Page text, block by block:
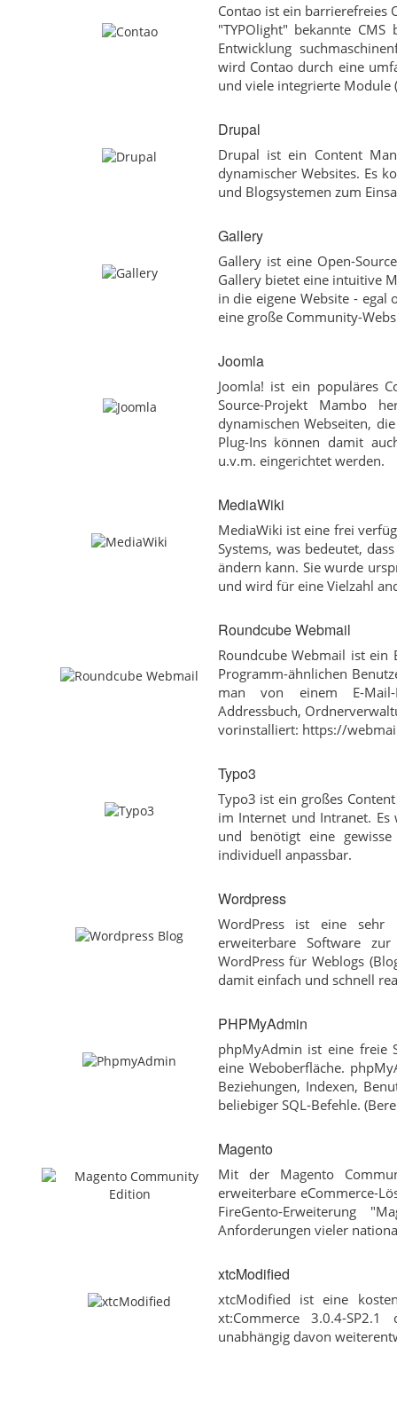
Contao ist ein barrierefreies
"TYPOlight" bekannte
Entwicklung
wird Contao durch eine
und viele integrierte Module
Drupal
Drupal ist ein Content
dynamischer Websites. Es
und Blogsystemen zum
Gallery
Gallery ist eine Open-
Gallery bietet eine intuitive
in die eigene Website -
eine große Community-
Joomla
Joomla! ist ein populäres
Source-Projekt Mambo
dynamischen Webseiten,
Plug-Ins können damit
u.v.m. eingerichtet werden.
MediaWiki
MediaWiki ist eine frei
Systems, was bedeutet,
ändern kann. Sie wurde
und wird für eine Vielzahl
Roundcube Webmail
Roundcube Webmail ist ein
Programm-ähnlichen
man von einem E-Mail-
Addressbuch,
vorinstalliert: https://
Typo3
Typo3 ist ein großes
im Internet und Intranet.
und benötigt eine
individuell anpassbar.
Wordpress
WordPress ist eine sehr
erweiterbare Software
WordPress für Weblogs
damit einfach und schnell
PHPMyAdmin
phpMyAdmin ist eine freie
eine Weboberfläche.
Beziehungen, Indexen,
beliebiger SQL-Befehle.
Magento
Mit der Magento
erweiterbare eCommerce-
FireGento-Erweiterung
Anforderungen vieler
xtcModified
xtcModified ist eine
xt:Commerce 3.0.4-
unabhängig davon